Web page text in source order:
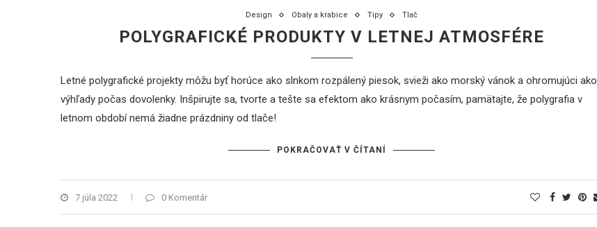
Design Obaly a krabice Tipy Tlač
POLYGRAFICKÉ PRODUKTY V LETNEJ ATMOSFÉRE
Letné polygrafické projekty môžu byť horúce ako slnkom rozpálený piesok, svieži ako morský vánok a ohromujúci ako
výhľady počas dovolenky. Inšpirujte sa, tvorte a tešte sa efektom ako krásnym počasím, pamätajte, že polygrafia v
letnom období nemá žiadne prázdniny od tlače!
POKRAČOVAŤ V ČÍTANÍ
7 júla 2022 0 Komentár